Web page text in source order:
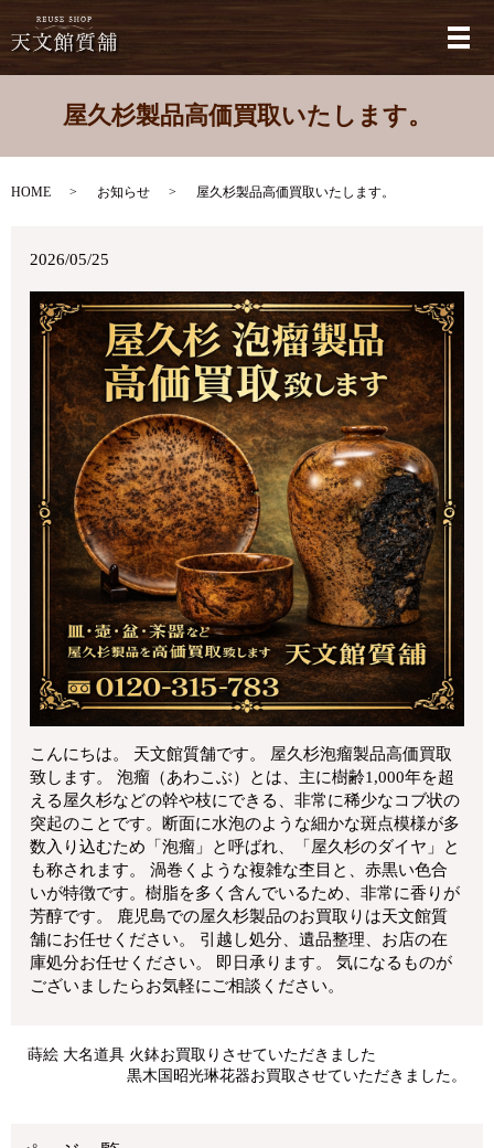
メ
屋久杉製品高価買取いたします。
HOME お知らせ 屋久杉製品高価買取いたします。
2026/05/25
こんにちは。 天文館質舗です。 屋久杉泡瘤製品高価買取
致します。 泡瘤（あわこぶ）とは、主に樹齢1,000年を超
える屋久杉などの幹や枝にできる、非常に稀少なコブ状の
突起のことです。断面に水泡のような細かな斑点模様が多
数入り込むため「泡瘤」と呼ばれ、「屋久杉のダイヤ」と
も称されます。 渦巻くような複雑な杢目と、赤黒い色合
いが特徴です。樹脂を多く含んでいるため、非常に香りが
芳醇です。 鹿児島での屋久杉製品のお買取りは天文館質
舗にお任せください。 引越し処分、遺品整理、お店の在
庫処分お任せください。 即日承ります。 気になるものが
ございましたらお気軽にご相談ください。
蒔絵 大名道具 火鉢お買取りさせていただきました
黒木国昭光琳花器お買取させていただきました。